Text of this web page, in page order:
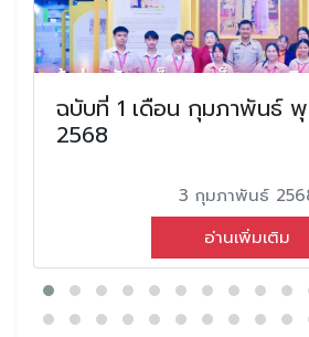
ฉบับที่ 1 เดือน กุมภาพันธ์
2568
3 กุมภาพันธ์
อ่านเพิ่มเติม